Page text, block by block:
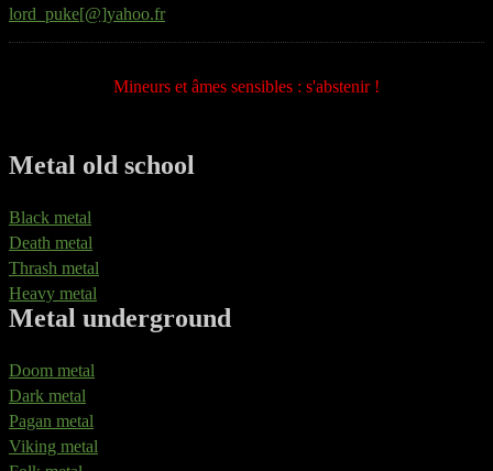
lord_puke[@]yahoo.fr
Mineurs et âmes sensibles : s'abstenir !
Metal old school
Black metal
Death metal
Thrash metal
Heavy metal
Metal underground
Doom metal
Dark metal
Pagan metal
Viking metal